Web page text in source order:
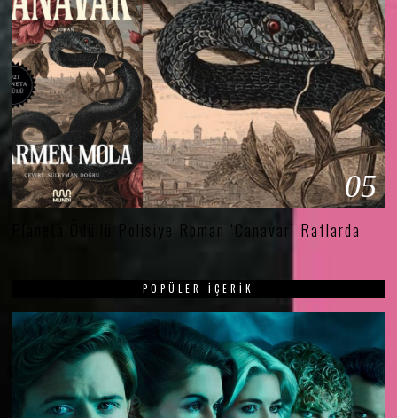
05
Planeta Ödüllü Polisiye Roman ‘Canavar’ Raflarda
POPÜLER İÇERIK